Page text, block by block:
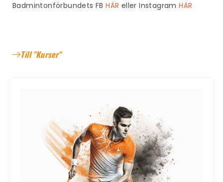
Badmintonförbundets FBHÄR eller InstagramHÄR
Till "Kurser"